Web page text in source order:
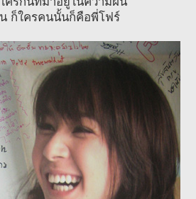
ก็ใครคนนั้นก็คือพี่โฟร์